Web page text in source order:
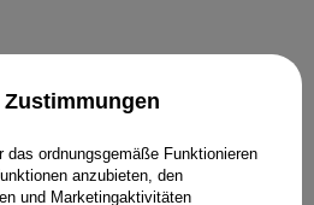
das ordnungsgemäße Funktionieren
anzubieten, den
und Marketingaktivitäten